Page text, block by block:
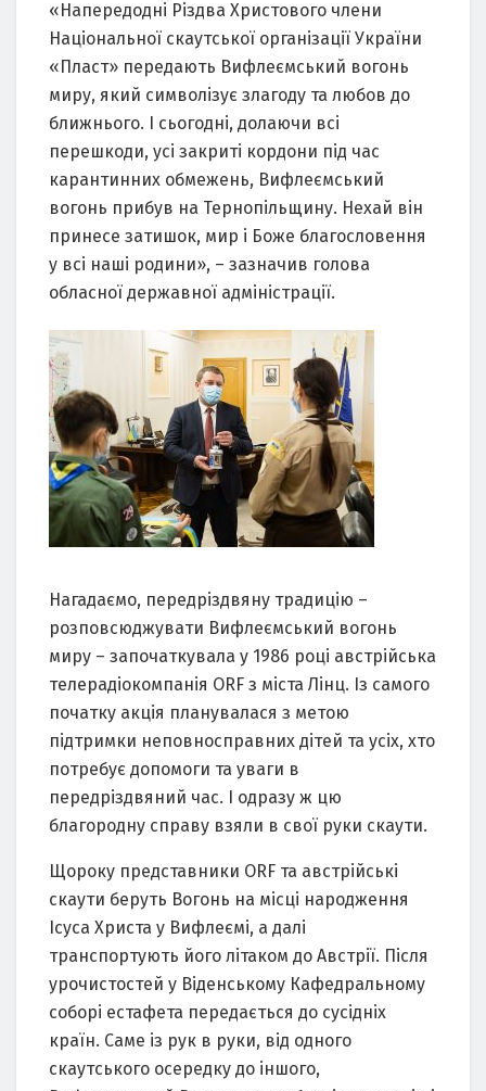
«Напередодні Різдва Христового члени
Національної скаутської організації України
«Пласт» передають Вифлеємський вогонь
миру, який символізує злагоду та любов до
ближнього. І сьогодні, долаючи всі
перешкоди, усі закриті кордони під час
карантинних обмежень, Вифлеємський
вогонь прибув на Тернопільщину. Нехай він
принесе затишок, мир і Боже благословення
у всі наші родини», – зазначив голова
обласної державної адміністрації.
Нагадаємо, передріздвяну традицію –
розповсюджувати Вифлеємський вогонь
миру – започаткувала у 1986 році австрійська
телерадіокомпанія ORF з міста Лінц. Із самого
початку акція планувалася з метою
підтримки неповносправних дітей та усіх, хто
потребує допомоги та уваги в
передріздвяний час. І одразу ж цю
благородну справу взяли в свої руки скаути.
Щороку представники ORF та австрійські
скаути беруть Вогонь на місці народження
Ісуса Христа у Вифлеємі, а далі
транспортують його літаком до Австрії. Після
урочистостей у Віденському Кафедральному
соборі естафета передається до сусідніх
країн. Саме із рук в руки, від одного
скаутського осередку до іншого,